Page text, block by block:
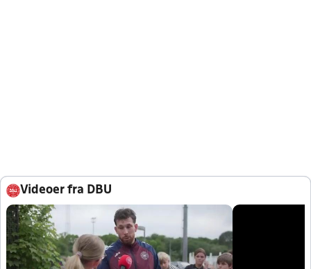
Videoer fra DBU